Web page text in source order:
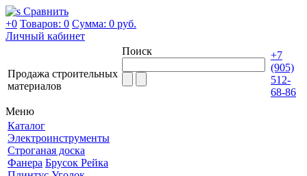
Сравнить
+0 Товаров: 0 Сумма: 0 руб.
Личный кабинет
Продажа строительных
материалов
Поиск
+7
(905)
512-
68-86
Меню
Каталог
Электроинструменты
Строганая доска
Фанера Брусок Рейка